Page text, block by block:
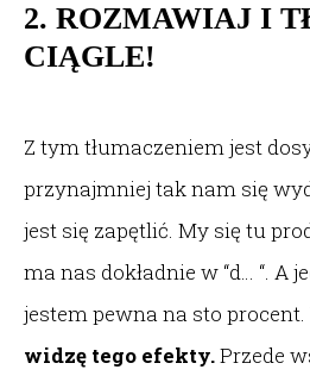
2. ROZMAWIAJ I
CIĄGLE!
Z tym tłumaczeniem jest
przynajmniej tak nam się
jest się zapętlić. My się tu
ma nas dokładnie w “d… “. A
jestem pewna na sto procent.
widzę tego efekty.Przede